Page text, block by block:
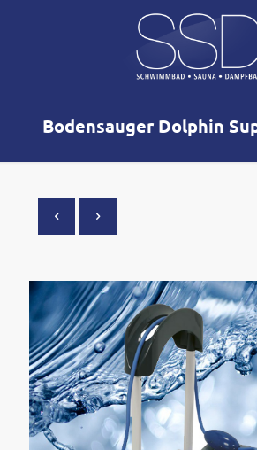
Bodensauger Dolphin